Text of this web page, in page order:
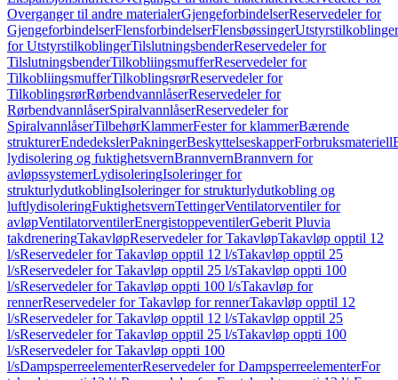
Overganger til andre materialerGjengeforbindelserReservedeler for
GjengeforbindelserFlensforbindelserFlensbøssingerUtstyrstilkoblinger
for UtstyrstilkoblingerTilslutningsbenderReservedeler for
TilslutningsbenderTilkobliingsmufferReservedeler for
TilkobliingsmufferTilkoblingsrørReservedeler for
TilkoblingsrørRørbendvannlåserReservedeler for
RørbendvannlåserSpiralvannlåserReservedeler for
SpiralvannlåserTilbehørKlammerFester for klammerBærende
strukturerEndedekslerPakningerBeskyttelseskapperForbruksmateriell
lydisolering og fuktighetsvernBrannvernBrannvern for
avløpssystemerLydisoleringIsoleringer for
strukturlydutkoblingIsoleringer for strukturlydutkobling og
luftlydisoleringFuktighetsvernTettingerVentilatorventiler for
avløpVentilatorventilerEnergistoppeventilerGeberit Pluvia
takdreneringTakavløpReservedeler for TakavløpTakavløp opptil 12
l/sReservedeler for Takavløp opptil 12 l/sTakavløp opptil 25
l/sReservedeler for Takavløp opptil 25 l/sTakavløp oppti 100
l/sReservedeler for Takavløp oppti 100 l/sTakavløp for
rennerReservedeler for Takavløp for rennerTakavløp opptil 12
l/sReservedeler for Takavløp opptil 12 l/sTakavløp opptil 25
l/sReservedeler for Takavløp opptil 25 l/sTakavløp oppti 100
l/sReservedeler for Takavløp oppti 100
l/sDampsperreelementerReservedeler for DampsperreelementerFor